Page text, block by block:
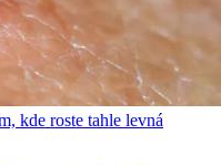
kde roste tahle levná